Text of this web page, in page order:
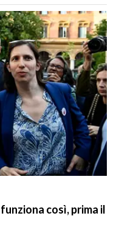
così, prima il